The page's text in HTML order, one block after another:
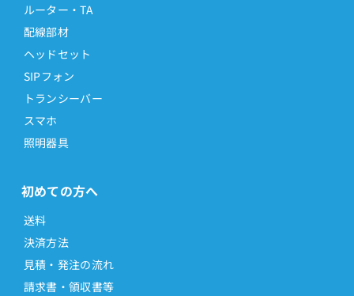
ルーター・TA
配線部材
ヘッドセット
SIPフォン
トランシーバー
スマホ
照明器具
初めての方へ
送料
決済方法
見積・発注の流れ
請求書・領収書等